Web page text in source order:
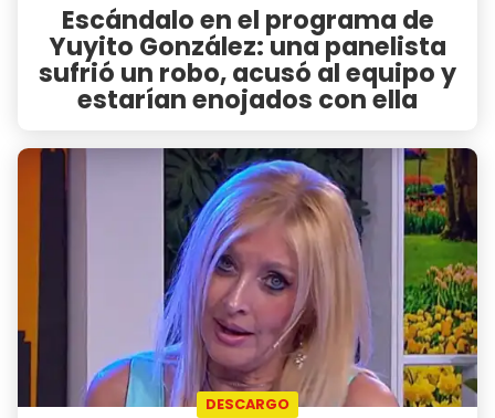
Escándalo en el programa de
Yuyito González: una panelista
sufrió un robo, acusó al equipo y
estarían enojados con ella
DESCARGO